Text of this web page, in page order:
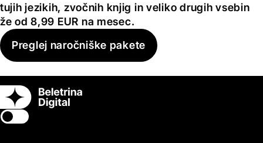
tujih jezikih, zvočnih knjig in veliko drugih vsebin
že od 8,99 EUR na mesec.
Preglej naročniške pakete
Switch theme